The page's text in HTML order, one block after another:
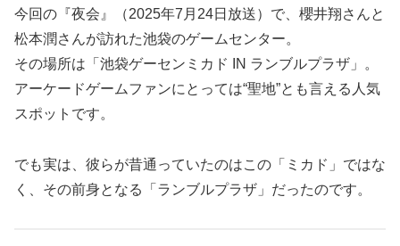
今回の『夜会』（2025年7月24日放送）で、櫻井翔さんと
松本潤さんが訪れた池袋のゲームセンター。
その場所は「池袋ゲーセンミカド IN ランブルプラザ」。
アーケードゲームファンにとっては“聖地”とも言える人気
スポットです。
でも実は、彼らが昔通っていたのはこの「ミカド」ではな
く、その前身となる「ランブルプラザ」だったのです。